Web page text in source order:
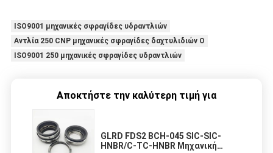
ISO9001 μηχανικές σφραγίδες υδραντλιών
Αντλία 250 CNP μηχανικές σφραγίδες δαχτυλιδιών Ο
ISO9001 250 μηχανικές σφραγίδες υδραντλιών
Αποκτήστε την καλύτερη τιμή για
GLRD FDS2 BCH-045 SIC-SIC-
HNBR/C-TC-HNBR Μηχανική